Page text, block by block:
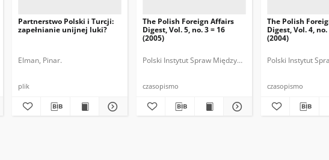
Partnerstwo Polski i Turcji:
zapełnianie unijnej luki?
Elman, Pinar.
plik
The Polish Foreign Affairs
Digest, Vol. 5, no. 3 = 16
(2005)
Polski Instytut Spraw Międzynarodowych.
czasopismo
The Polish
Digest, Vol. 4, no.
(2004)
Polski Instytut
czasopismo